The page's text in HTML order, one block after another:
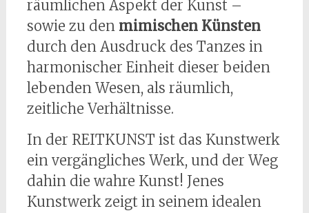
räumlichen Aspekt der Kunst –
sowie zu den mimischen Künsten
durch den Ausdruck des Tanzes in
harmonischer Einheit dieser beiden
lebenden Wesen, als räumlich,
zeitliche Verhältnisse.
In der REITKUNST ist das Kunstwerk
ein vergängliches Werk, und der Weg
dahin die wahre Kunst! Jenes
Kunstwerk zeigt in seinem idealen